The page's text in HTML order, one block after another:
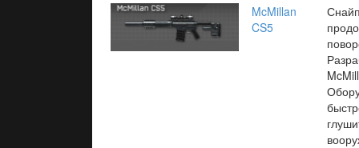
McMillan
CS5